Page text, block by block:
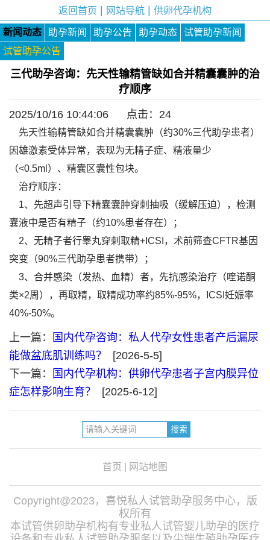
返回首页 网站导航 供卵代孕机构
新闻动态 助孕新闻 助孕公告 助孕动态
试管助孕新闻
试管助孕公告
三代助孕咨询：先天性输精管缺如合并精囊囊肿的治
疗顺序
2025/10/16 10:44:06 点击： 24
先天性输精管缺如合并精囊囊肿（约30%三代助孕患者）
因雄激素受体异常，表现为无精子症、精液量少
（<0.5ml）、精囊区囊性包块。
治疗顺序：
1、先超声引导下精囊囊肿穿刺抽吸（缓解压迫），检测
囊液中是否有精子（约10%患者存在）；
2、无精子者行睾丸穿刺取精+ICSI，术前筛查CFTR基因
突变（90%三代助孕患者携带）；
3、合并感染（发热、血精）者，先抗感染治疗（喹诺酮
类×2周），再取精，取精成功率约85%-95%，ICSI妊娠率
40%-50%。
上一篇：
国内代孕咨询：私人代孕女性患者产后漏尿
能做盆底肌训练吗？
[2026-5-5]
下一篇：
国内代孕机构：供卵代孕患者子宫内膜异位
症怎样影响生育？
[2025-6-12]
首页 网站地图
Copyright@2023，喜悦私人试管助孕服务中心，版
权所有
本试管供卵助孕机构有专业私人试管婴儿助孕的医疗